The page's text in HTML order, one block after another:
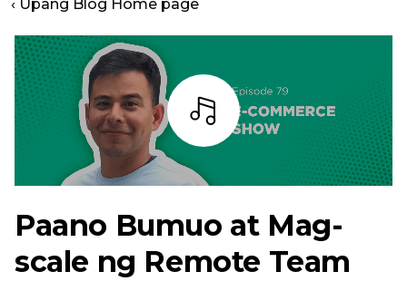
‹ Upang Blog Home page
Bar
Paano Bumuo at Mag-
scale ng Remote Team